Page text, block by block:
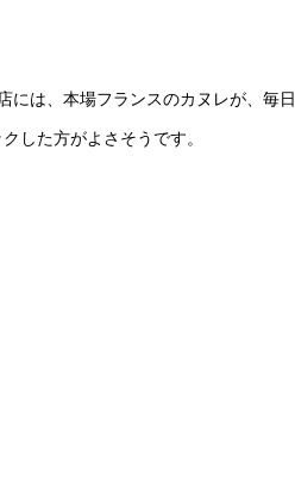
には、本場フランスのカヌレが、毎日
した方がよさそうです。